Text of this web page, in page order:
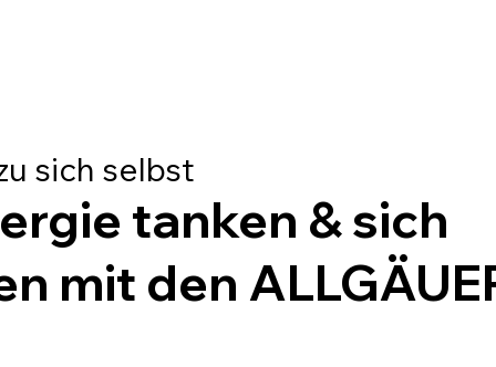
tanken & sich
mit den
sich selbst